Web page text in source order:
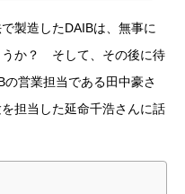
回マナックは、とある国内原薬メーカーか
原子価ヨウ素化合物「DAIB」の製法改良と
しました。しかし、製法の検討を始めてす
製造したDAIBは、無事に
うか？ そして、その後に待
営業担当である田中豪さ
担当した延命千浩さんに話